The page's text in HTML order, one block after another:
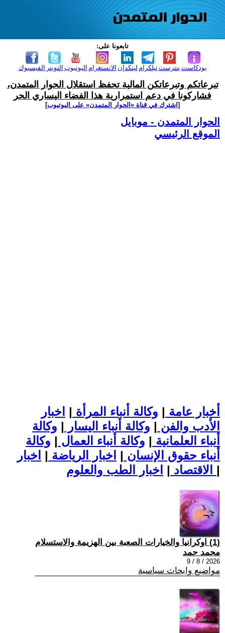
تابعونا على:
الفيسبوك التويتر اليوتيوب الانستغرام لينكدإن تيلكرامبنترست بودكاست
تبرعاتكم وتبرعاتكن المالية تحفظ استقلال الحوار المتمدن،
فشاركونا في دعم استمرارية هذا الفضاء اليساري الحر
[اشترك في قناة ‫«الحوار المتمدن» على اليوتيوب]
الحوار المتمدن - موبايل
الموقع الرئيسي
أخبار عامة | وكالة أنباء المرأة | اخبار
الأدب والفن | وكالة أنباء اليسار | وكالة
أنباء العلمانية | وكالة أنباء العمال | وكالة
أنباء حقوق الإنسان | اخبار الرياضة | اخبار
الاقتصاد | |
(1) اوكرانيا والخيارات الصعبة بين الهزيمة والاستسلام
محمد حمد
2026 / 8 / 9
مواضيع وابحاث سياسية